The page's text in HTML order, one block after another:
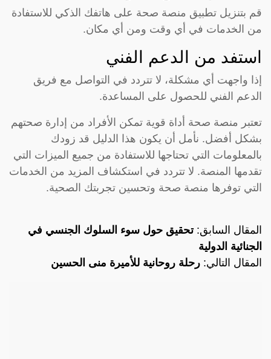
قم بتنزيل تطبيق منصة صحة على هاتفك الذكي للاستفادة
من الخدمات في أي وقت ومن أي مكان.
استفد من الدعم الفني
إذا واجهت أي مشكلة، لا تتردد في التواصل مع فريق
الدعم الفني للحصول على المساعدة.
تعتبر منصة صحة أداة قوية تمكن الأفراد من إدارة صحتهم
بشكل أفضل. نأمل أن يكون هذا الدليل قد زودك
بالمعلومات التي تحتاجها للاستفادة من جميع الميزات التي
تقدمها المنصة. لا تتردد في استكشاف المزيد من الخدمات
التي توفرها منصة صحة وتحسين تجربتك الصحية.
المقال السابق:تحقيق حول سوء السلوك الجنسي في
الجنائية الدولية
المقال التالي: رحلة روحانية للأميرة منى الحسين